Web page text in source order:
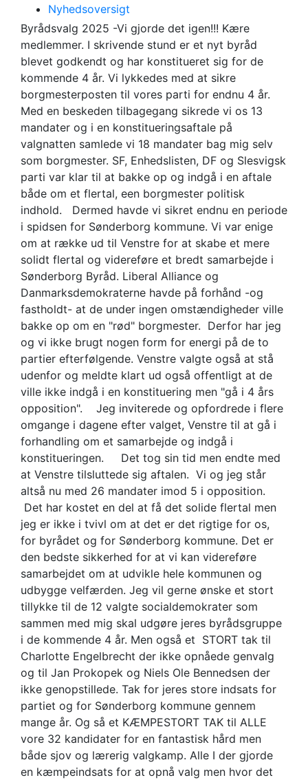
Nyhedsoversigt
Byrådsvalg 2025 -Vi gjorde det igen!!! Kære
medlemmer. I skrivende stund er et nyt byråd
blevet godkendt og har konstitueret sig for de
kommende 4 år. Vi lykkedes med at sikre
borgmesterposten til vores parti for endnu 4 år.
Med en beskeden tilbagegang sikrede vi os 13
mandater og i en konstitueringsaftale på
valgnatten samlede vi 18 mandater bag mig selv
som borgmester. SF, Enhedslisten, DF og Slesvigsk
parti var klar til at bakke op og indgå i en aftale
både om et flertal, een borgmester politisk
indhold. Dermed havde vi sikret endnu en periode
i spidsen for Sønderborg kommune. Vi var enige
om at række ud til Venstre for at skabe et mere
solidt flertal og videreføre et bredt samarbejde i
Sønderborg Byråd. Liberal Alliance og
Danmarksdemokraterne havde på forhånd -og
fastholdt- at de under ingen omstændigheder ville
bakke op om en "rød" borgmester. Derfor har jeg
og vi ikke brugt nogen form for energi på de to
partier efterfølgende. Venstre valgte også at stå
udenfor og meldte klart ud også offentligt at de
ville ikke indgå i en konstituering men "gå i 4 års
opposition". Jeg inviterede og opfordrede i flere
omgange i dagene efter valget, Venstre til at gå i
forhandling om et samarbejde og indgå i
konstitueringen. Det tog sin tid men endte med
at Venstre tilsluttede sig aftalen. Vi og jeg står
altså nu med 26 mandater imod 5 i opposition.
Det har kostet en del at få det solide flertal men
jeg er ikke i tvivl om at det er det rigtige for os,
for byrådet og for Sønderborg kommune. Det er
den bedste sikkerhed for at vi kan videreføre
samarbejdet om at udvikle hele kommunen og
udbygge velfærden. Jeg vil gerne ønske et stort
tillykke til de 12 valgte socialdemokrater som
sammen med mig skal udgøre jeres byrådsgruppe
i de kommende 4 år. Men også et STORT tak til
Charlotte Engelbrecht der ikke opnåede genvalg
og til Jan Prokopek og Niels Ole Bennedsen der
ikke genopstillede. Tak for jeres store indsats for
partiet og for Sønderborg kommune gennem
mange år. Og så et KÆMPESTORT TAK til ALLE
vore 32 kandidater for en fantastisk hård men
både sjov og lærerig valgkamp. Alle I der gjorde
en kæmpeindsats for at opnå valg men hvor det